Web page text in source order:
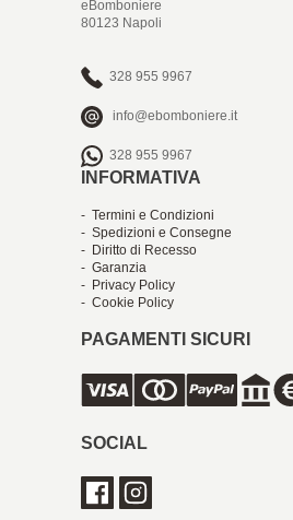
eBomboniere
80123 Napoli
328 955 9967
info@ebomboniere.it
328 955 9967
INFORMATIVA
- Termini e Condizioni
- Spedizioni e Consegne
- Diritto di Recesso
- Garanzia
- Privacy Policy
- Cookie Policy
PAGAMENTI SICURI
SOCIAL